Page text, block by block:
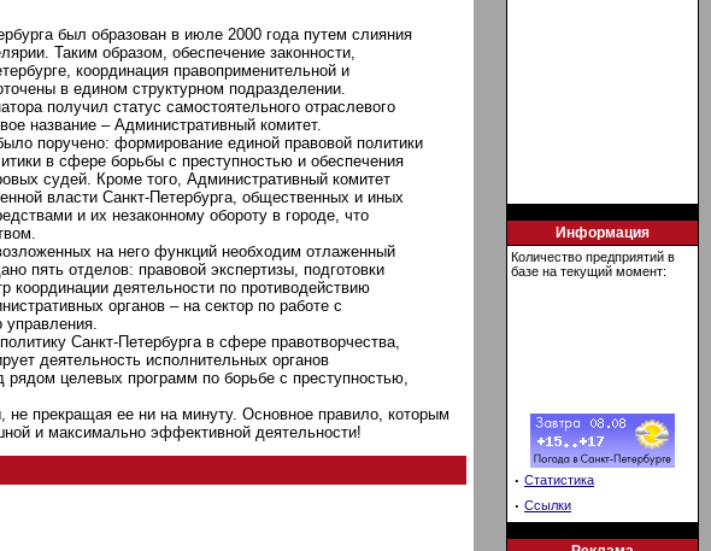
был образован в июле 2000 года путем слияния
Таким образом, обеспечение законности,
координация правоприменительной и
в едином структурном подразделении.
получил статус самостоятельного отраслевого
название – Административный комитет.
поручено: формирование единой правовой политики
в сфере борьбы с преступностью и обеспечения
судей. Кроме того, Административный комитет
власти Санкт-Петербурга, общественных и иных
и их незаконному обороту в городе, что
на него функций необходим отлаженный
пять отделов: правовой экспертизы, подготовки
координации деятельности по противодействию
органов – на сектор по работе с
управления.
Санкт-Петербурга в сфере правотворчества,
деятельность исполнительных органов
рядом целевых программ по борьбе с преступностью,
не прекращая ее ни на минуту. Основное правило, которым
и максимально эффективной деятельности!
Информация
Количество предприятий в
базе на текущий момент:
· Статистика
· Ссылки